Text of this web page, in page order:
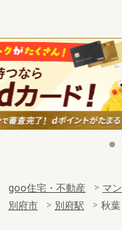
goo住宅・不動産 マ
別府市
別府駅 秋